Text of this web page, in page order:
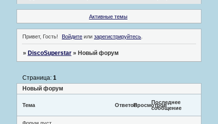
Активные темы
Привет, Гость! Войдите илизарегистрируйтесь
» DiscoSuperstar » Новый форум
Новый форум
Страница: 1
Тема ОтветовПросмотровПоследнее
сообщение
Форум пуст.